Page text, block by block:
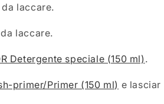
laccare.
laccare.
Detergente speciale (150 ml) .
primer/Primer (150 ml) e lasciar